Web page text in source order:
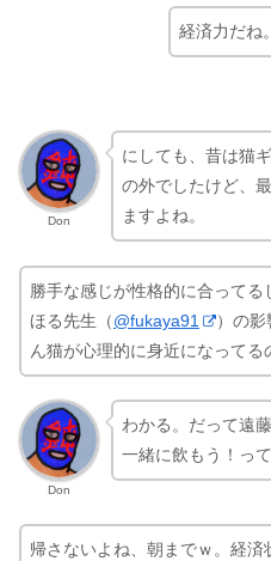
経済力だね
Don
にしても、昔は猫
の外でしたけど、
ますよね。
勝手な感じが性格的に合ってる
ほる先生（@fukaya91
）の
ん猫が心理的に身近になってる
Don
わかる。だって遠
一緒に飲もう！っ
帰さないよね、朝までｗ。経済